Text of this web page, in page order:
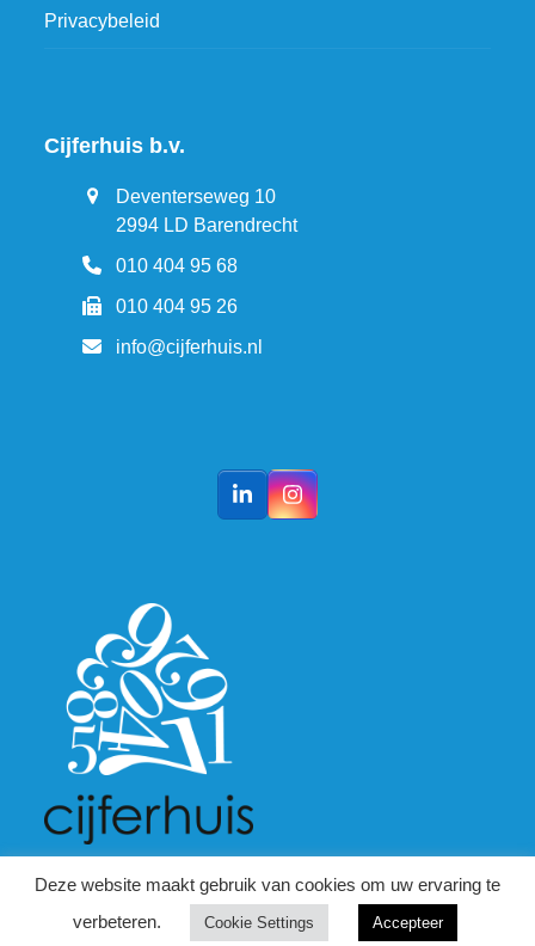
Privacybeleid
Cijferhuis b.v.
Deventerseweg 10
2994 LD Barendrecht
010 404 95 68
010 404 95 26
info@cijferhuis.nl
LinkedInInstagram
Deze website maakt gebruik van cookies om uw ervaring te
verbeteren.
Cookie Settings Accepteer